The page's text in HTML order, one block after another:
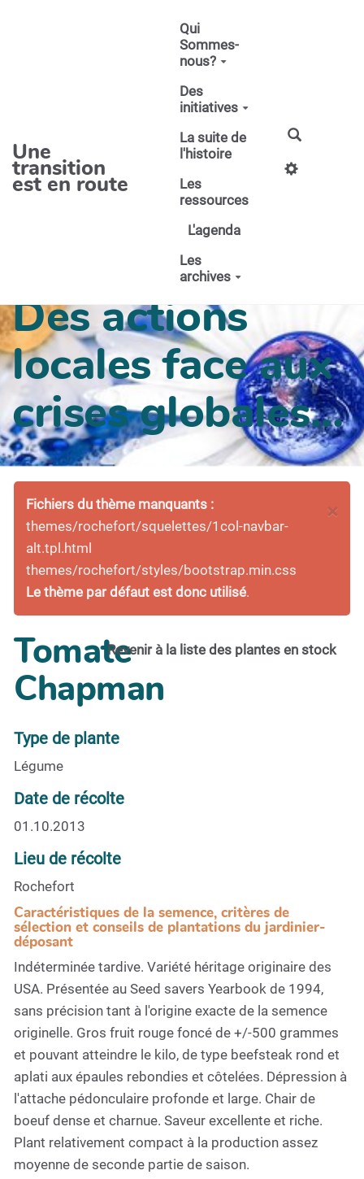
Une
transition
est en route
Qui
Sommes-
nous?
Des
initiatives
La suite de
l'histoire
Les
ressources
L'agenda
Les
archives
Des actions
locales face aux
crises globales...
×
Fichiers du thème manquants :
themes/rochefort/squelettes/1col-navbar-
alt.tpl.html
themes/rochefort/styles/bootstrap.min.css
Le thème par défaut est donc utilisé.
Revenir à la liste des plantes en stock
Tomate
Chapman
Type de plante
Légume
Date de récolte
01.10.2013
Lieu de récolte
Rochefort
Caractéristiques de la semence, critères de
sélection et conseils de plantations du jardinier-
déposant
Indéterminée tardive. Variété héritage originaire des
USA. Présentée au Seed savers Yearbook de 1994,
sans précision tant à l'origine exacte de la semence
originelle. Gros fruit rouge foncé de +/-500 grammes
et pouvant atteindre le kilo, de type beefsteak rond et
aplati aux épaules rebondies et côtelées. Dépression à
l'attache pédonculaire profonde et large. Chair de
boeuf dense et charnue. Saveur excellente et riche.
Plant relativement compact à la production assez
moyenne de seconde partie de saison.